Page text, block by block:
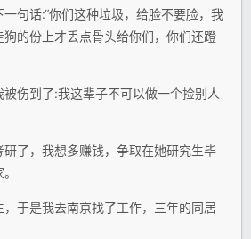
句话:“你们这种垃圾，给脸不要脸，我
的份上才丢点骨头给你们，你们还蹬
伤到了:我这辈子不可以做一个捡别人
了，我想多赚钱，争取在她研究生毕
于是我去南京找了工作，三年的同居